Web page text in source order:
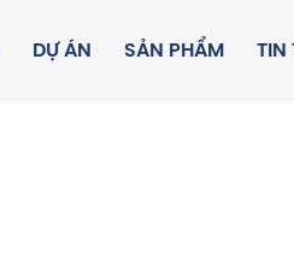
DỰ ÁN SẢN PHẨM TIN